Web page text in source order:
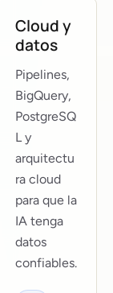
Cloud y
datos
Pipelines,
BigQuery,
PostgreSQ
L y
arquitectu
ra cloud
para que la
IA tenga
datos
confiables.